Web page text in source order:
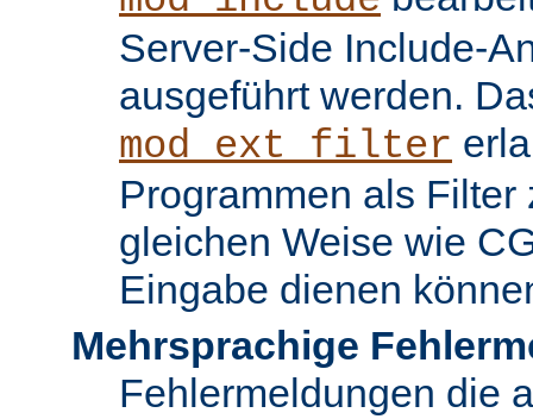
Server-Side Include-
ausgeführt werden.
mod_ext_filter
Programmen als Filter
gleichen Weise wie
Eingabe dienen
Mehrsprachige
Fehlermeldungen die